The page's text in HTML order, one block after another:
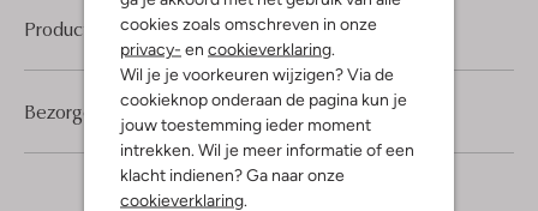
cookies zoals omschreven in onze
privacy- en cookieverklaring.
Wil je je voorkeuren wijzigen? Via de
cookieknop onderaan de pagina kun je
jouw toestemming ieder moment
intrekken. Wil je meer informatie of een
klacht indienen? Ga naar onze
cookieverklaring.
Product informatie
Bezorgen & retourneren